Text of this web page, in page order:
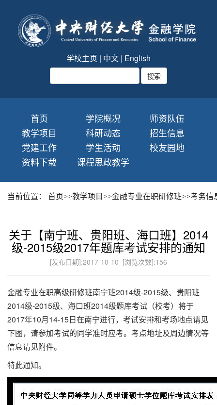
学校主页 | 中文 | English
首页 学院概况
师资队伍
教学项目
科研动态
招生信息
党建工作
学生活动
校友园地
资料下载
课程思政教学
当前位置： 首页>>教学项目>>金融专业在职研修班>>考务信
关于【南宁班、贵阳班、海口班】2014
级-2015级2017年题库考试安排的通知
[发布日期]:2017-10-10 [浏览次数]:156
金融专业在职高级研修班南宁班2014级-2015级、贵阳班
2014级-2015级、海口班2014级题库考试（校考）将于
2017年10月14-15日在南宁进行，考试安排和考场地点请见
下图，请参加考试的同学准时应考。考点地址及周边情况等
信息请见附件。
特此通知。